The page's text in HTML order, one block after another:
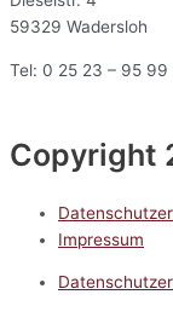
59329 Wadersloh
Tel: 0 25 23 – 95 99
Copyright
Impressum